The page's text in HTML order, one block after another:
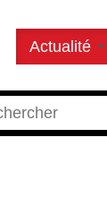
Actualité